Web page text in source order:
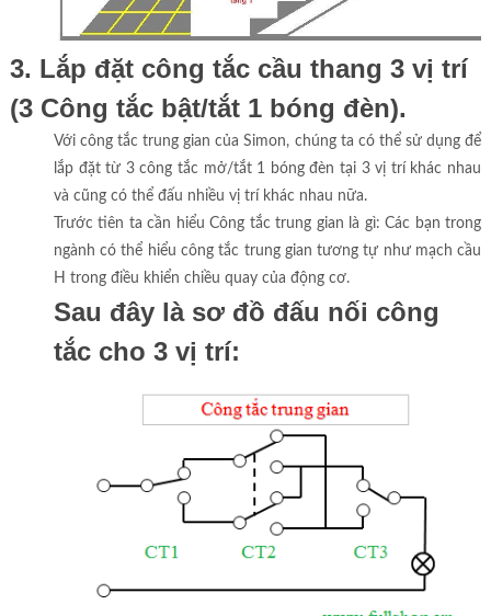
3. Lắp đặt công tắc cầu thang 3 vị trí
(3 Công tắc bật/tắt 1 bóng đèn).
Với công tắc trung gian của Simon, chúng ta có thể sử dụng để
lắp đặt từ 3 công tắc mở/tắt 1 bóng đèn tại 3 vị trí khác nhau
và cũng có thể đấu nhiều vị trí khác nhau nữa.
Trước tiên ta cần hiểu Công tắc trung gian là gì: Các bạn trong
ngành có thể hiểu công tắc trung gian tương tự như mạch cầu
H trong điều khiển chiều quay của động cơ.
Sau đây là sơ đồ đấu nối công
tắc cho 3 vị trí: